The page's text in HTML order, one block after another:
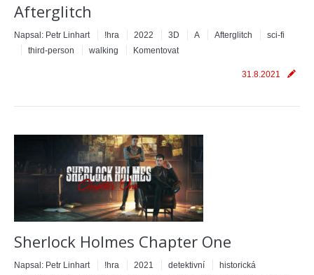
Afterglitch
Napsal: Petr Linhart !hra 2022 3D A Afterglitch
sci-fi
third-person
walking Komentovat
31.8.2021
Sherlock Holmes Chapter One
Napsal: Petr Linhart !hra 2021 detektivní
historická